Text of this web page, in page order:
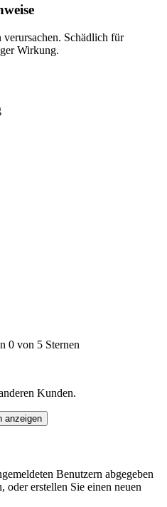
Schädlich für
Wirkung.
0 von 5 Sternen
Kunden.
anzeigen
Benutzern abgegeben
oder erstellen Sie einen neuen